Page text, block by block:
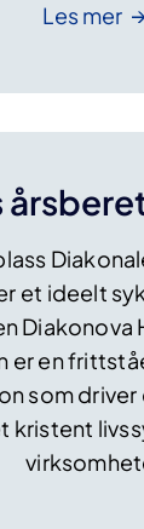
Lesmer
et ideelt
Diakonova
er en
som
kristent